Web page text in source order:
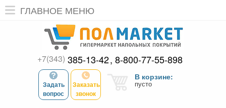
ГЛАВНОЕ МЕНЮ
+7(343) 385-13-42 8-800-77-55-898
Задать
вопрос
Заказать
звонок
В корзине:
пусто